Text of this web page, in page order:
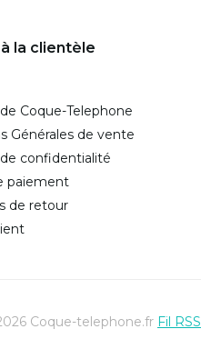
la clientèle
Coque-Telephone
Générales de vente
confidentialité
paiement
de retour
Coque-telephone.fr Fil RSS